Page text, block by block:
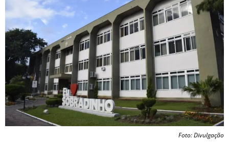
Foto: Divulgação